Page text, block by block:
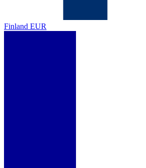
Finland EUR